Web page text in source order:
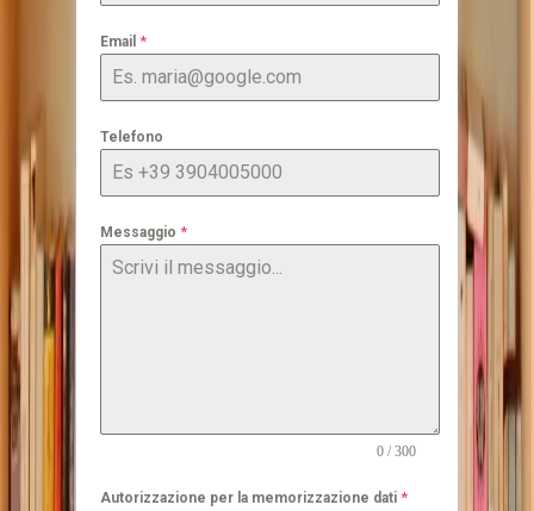
Email *
Telefono
Messaggio *
0 / 300
Autorizzazione per la memorizzazione dati *